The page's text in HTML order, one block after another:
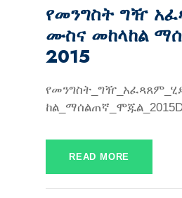
የመንግስት ግዥ
ሙስና መከላከል
2015
READ MORE